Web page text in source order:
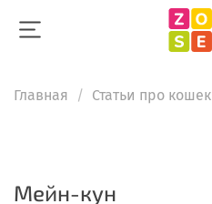
Главная Статьи про кошек
Мейн-кун